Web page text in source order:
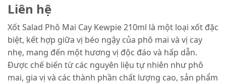
Liên hệ
Xốt Salad Phô Mai Cay Kewpie 210ml là một loại xốt đặc
biệt, kết hợp giữa vị béo ngậy của phô mai và vị cay
nhẹ, mang đến một hương vị độc đáo và hấp dẫn.
Được chế biến từ các nguyên liệu tự nhiên như phô
mai, gia vị và các thành phần chất lượng cao, sản phẩm